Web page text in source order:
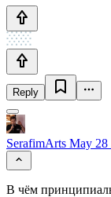
Reply
SerafimArts May 28
В чём